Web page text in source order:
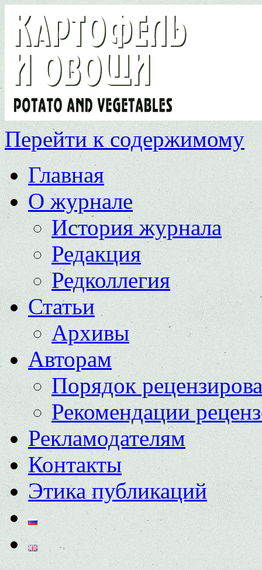
Перейти к содержимому
Главная
О журнале
История журнала
Редакция
Редколлегия
Статьи
Архивы
Авторам
Порядок
Рекомендации
Рекламодателям
Контакты
Этика публикаций